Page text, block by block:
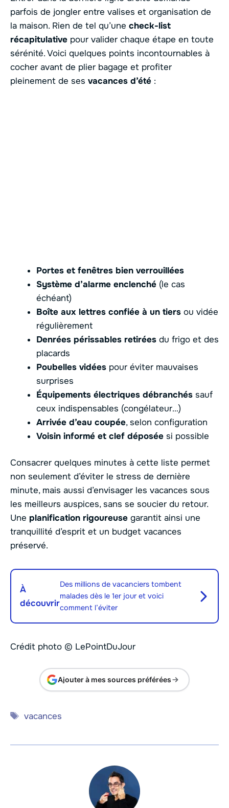
parfois de jongler entre valises et organisation de
la maison. Rien de tel qu’une check-list
récapitulative pour valider chaque étape en toute
sérénité. Voici quelques points incontournables à
cocher avant de plier bagage et profiter
pleinement de ses vacances d’été :
Portes et fenêtres bien verrouillées
Système d’alarme enclenché (le cas
échéant)
Boîte aux lettres confiée à un tiers ou vidée
régulièrement
Denrées périssables retirées du frigo et des
placards
Poubelles vidées pour éviter mauvaises
surprises
Équipements électriques débranchés sauf
ceux indispensables (congélateur…)
Arrivée d’eau coupée, selon configuration
Voisin informé et clef déposée si possible
Consacrer quelques minutes à cette liste permet
non seulement d’éviter le stress de dernière
minute, mais aussi d’envisager les vacances sous
les meilleurs auspices, sans se soucier du retour.
Une planification rigoureuse garantit ainsi une
tranquillité d’esprit et un budget vacances
préservé.
À
découvrir
Des millions de vacanciers tombent
malades dès le 1er jour et voici
comment l’éviter
Crédit photo © LePointDuJour
Ajouter à mes sources préférées
Étiquettes
vacances